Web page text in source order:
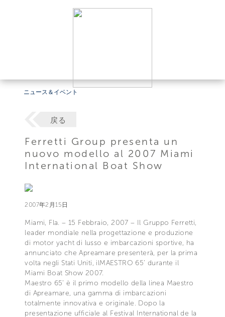
ニュース＆イベント
戻る
Ferretti Group presenta un
nuovo modello al 2007 Miami
International Boat Show
2007年2月15日
Miami, Fla. – 15 Febbraio, 2007 – Il Gruppo Ferretti,
leader mondiale nella progettazione e produzione
di motor yacht di lusso e imbarcazioni sportive, ha
annunciato che Apreamare presenterà, per la prima
volta negli Stati Uniti, ilMAESTRO 65’ durante il
Miami Boat Show 2007.
Maestro 65’ è il primo modello della linea Maestro
di Apreamare, una gamma di imbarcazioni
totalmente innovativa e originale. Dopo la
presentazione ufficiale al Festival International de la